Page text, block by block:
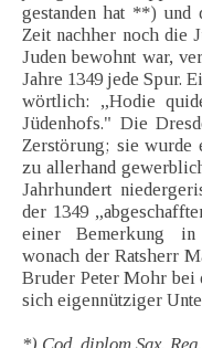
gestanden hat **) und
Zeit nachher noch die
Juden bewohnt war,
Jahre 1349 jede Spur.
wörtlich: „Hodie
Jüdenhofs." Die
Zerstörung; sie wurde
zu allerhand
Jahrhundert
der 1349
einer Bemerkung in
wonach der Ratsherr
Bruder Peter Mohr bei
sich eigennütziger